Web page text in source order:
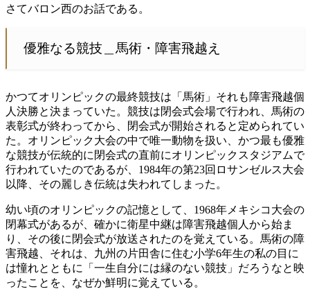
さてバロン西のお話である。
優雅なる競技＿馬術・障害飛越え
かつてオリンピックの最終競技は「馬術」それも障害飛越個
人決勝と決まっていた。競技は閉会式会場で行われ、馬術の
表彰式が終わってから、閉会式が開始されると定められてい
た。オリンピック大会の中で唯一動物を扱い、かつ最も優雅
な競技が伝統的に閉会式の直前にオリンピックスタジアムで
行われていたのであるが、1984年の第23回ロサンゼルス大会
以降、その麗しき伝統は失われてしまった。
幼い頃のオリンピックの記憶として、1968年メキシコ大会の
閉幕式があるが、確かに衛星中継は障害飛越個人から始ま
り、その後に閉会式が放送されたのを覚えている。馬術の障
害飛越、それは、九州の片田舎に住む小学6年生の私の目に
は憧れとともに「一生自分には縁のない競技」だろうなと映
ったことを、なぜか鮮明に覚えている。